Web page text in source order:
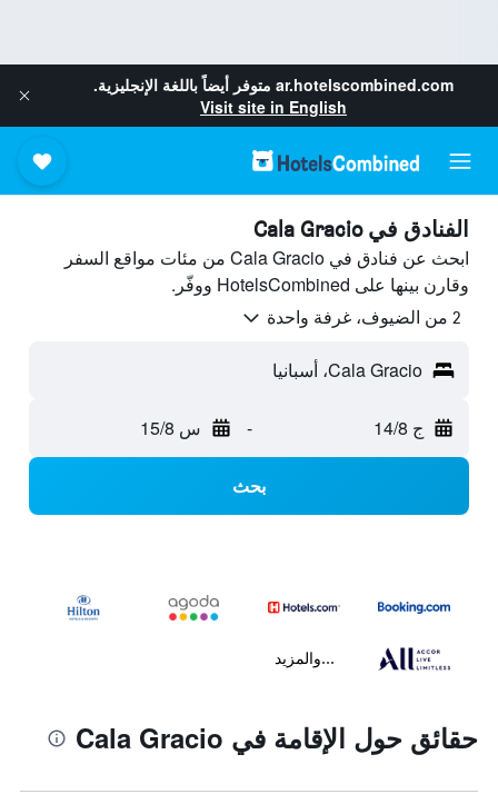
ar.hotelscombined.com متوفر أيضاً باللغة الإنجليزية.
Visit site in English
الفنادق في Cala Gracio
ابحث عن فنادق في Cala Gracio من مئات مواقع السفر
وقارن بينها على HotelsCombined ووفّر.
2 من الضيوف، غرفة واحدة
Cala Gracio، أسبانيا
ج 14/8 - س 15/8
بحث
...والمزيد
حقائق حول الإقامة في Cala Gracio